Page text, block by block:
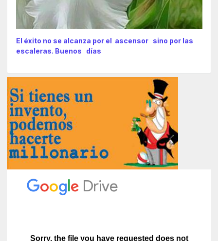
El éxito no se alcanza por el ascensor sino por las
escaleras. Buenos días